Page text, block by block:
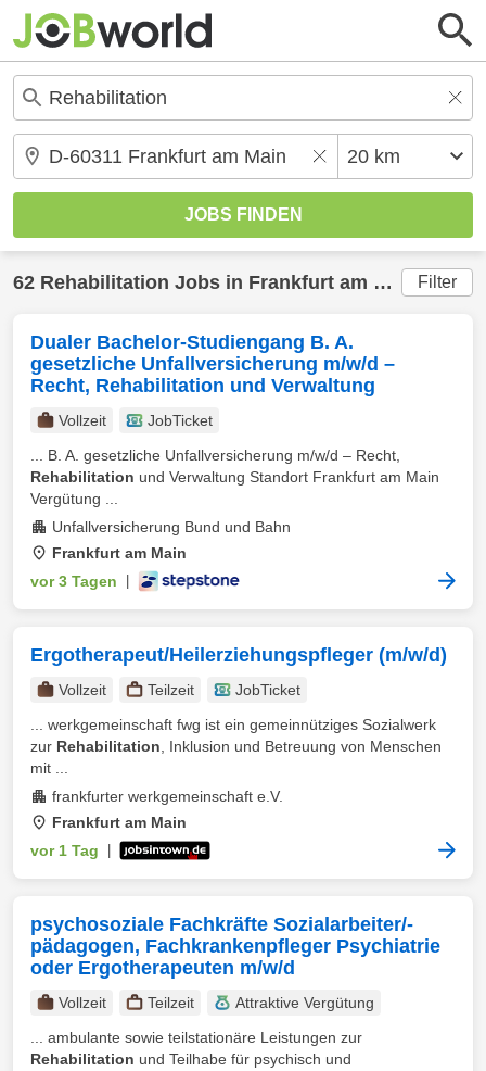
62 Rehabilitation Jobs in Frankfurt am Main (20
Filter
Dualer Bachelor-Studiengang B. A.
gesetzliche Unfallversicherung m/w/d –
Recht, Rehabilitation und Verwaltung
Vollzeit
JobTicket
... B. A. gesetzliche Unfallversicherung m/w/d – Recht,
Rehabilitation und Verwaltung Standort Frankfurt am Main
Vergütung ...
Unfallversicherung Bund und Bahn
Frankfurt am Main
vor 3 Tagen
Ergotherapeut/Heilerziehungspfleger (m/w/d)
Vollzeit Teilzeit
JobTicket
... werkgemeinschaft fwg ist ein gemeinnütziges Sozialwerk
zur Rehabilitation , Inklusion und Betreuung von Menschen
mit ...
frankfurter werkgemeinschaft e.V.
Frankfurt am Main
vor 1 Tag
psychosoziale Fachkräfte Sozialarbeiter/-
pädagogen, Fachkrankenpfleger Psychiatrie
oder Ergotherapeuten m/w/d
Vollzeit Teilzeit
Attraktive Vergütung
... ambulante sowie teilstationäre Leistungen zur
Rehabilitation und Teilhabe für psychisch und